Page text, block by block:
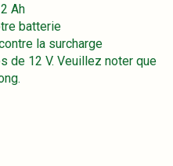
Ah
batterie
la surcharge
de 12 V. Veuillez noter que